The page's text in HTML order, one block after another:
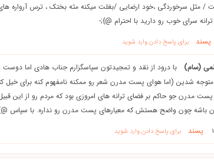
/ مثل سرخوردگی ،خود ارضایی /بغلت میکنه مثه بختک ، ترس آرواره
سرای خوب رو دارید با احترام @};-
پسند برای پاسخ دادن وارد شوید
(سام)
با درود از نقد و تمجیدتون سپاسگزارم جناب هادی اما
شدین (اما هوای پست مدرن شعر رو ممکنه نامفهوم کنه برای خیل
مدرن جو حاکم بر فضای ترانه های امروزی بود که مردم رو از این
باشه چون واضح هستش که معیارهای پست مدرن رو نداره. با سپاس
پسند برای پاسخ دادن وارد شوید